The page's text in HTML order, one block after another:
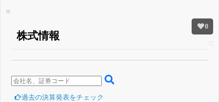
0
株式情報
詳しく見られる無料でβ版をはじめる
登録すると永久30%OFFと米株版の先行利用も付きます
過去の決算発表をチェック